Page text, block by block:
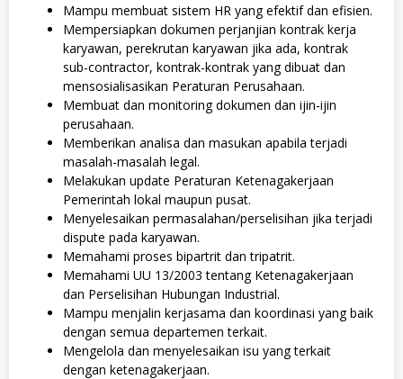
Mampu membuat sistem HR yang efektif dan efisien.
Mempersiapkan dokumen perjanjian kontrak kerja
karyawan, perekrutan karyawan jika ada, kontrak
sub-contractor, kontrak-kontrak yang dibuat dan
mensosialisasikan Peraturan Perusahaan.
Membuat dan monitoring dokumen dan ijin-ijin
perusahaan.
Memberikan analisa dan masukan apabila terjadi
masalah-masalah legal.
Melakukan update Peraturan Ketenagakerjaan
Pemerintah lokal maupun pusat.
Menyelesaikan permasalahan/perselisihan jika terjadi
dispute pada karyawan.
Memahami proses bipartrit dan tripatrit.
Memahami UU 13/2003 tentang Ketenagakerjaan
dan Perselisihan Hubungan Industrial.
Mampu menjalin kerjasama dan koordinasi yang baik
dengan semua departemen terkait.
Mengelola dan menyelesaikan isu yang terkait
dengan ketenagakerjaan.